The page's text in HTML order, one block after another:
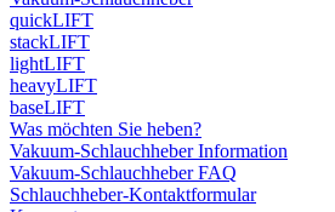
quickLIFT
stackLIFT
lightLIFT
heavyLIFT
baseLIFT
Was möchten Sie heben?
Vakuum-Schlauchheber Information
Vakuum-Schlauchheber FAQ
Schlauchheber-Kontaktformular